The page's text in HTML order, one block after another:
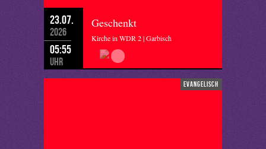
23.07.
2026
05:55
Uhr
Geschenkt
Kirche in WDR 2 | Garbisch
evangelisch